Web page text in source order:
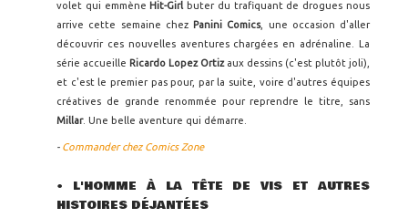
volet qui emmène Hit-Girl buter du trafiquant de drogues nous
arrive cette semaine chez Panini Comics, une occasion d'aller
découvrir ces nouvelles aventures chargées en adrénaline. La
série accueille Ricardo Lopez Ortiz aux dessins (c'est plutôt joli),
et c'est le premier pas pour, par la suite, voire d'autres équipes
créatives de grande renommée pour reprendre le titre, sans
Millar. Une belle aventure qui démarre.
- Commander chez Comics Zone
• L'HOMME À LA TÊTE DE VIS ET AUTRES
HISTOIRES DÉJANTÉES